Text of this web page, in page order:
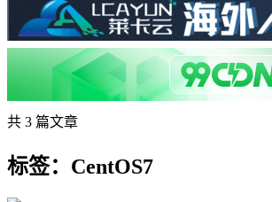
共 3 篇文章
标签：CentOS7